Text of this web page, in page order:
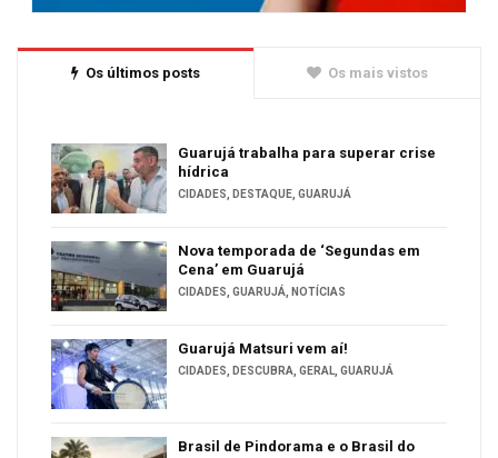
Os últimos posts Os mais vistos
Guarujá trabalha para superar crise
hídrica
CIDADES DESTAQUE GUARUJÁ
Nova temporada de ‘Segundas em
Cena’ em Guarujá
CIDADES GUARUJÁ NOTÍCIAS
Guarujá Matsuri vem aí!
CIDADES DESCUBRA GERAL GUARUJÁ
Brasil de Pindorama e o Brasil do